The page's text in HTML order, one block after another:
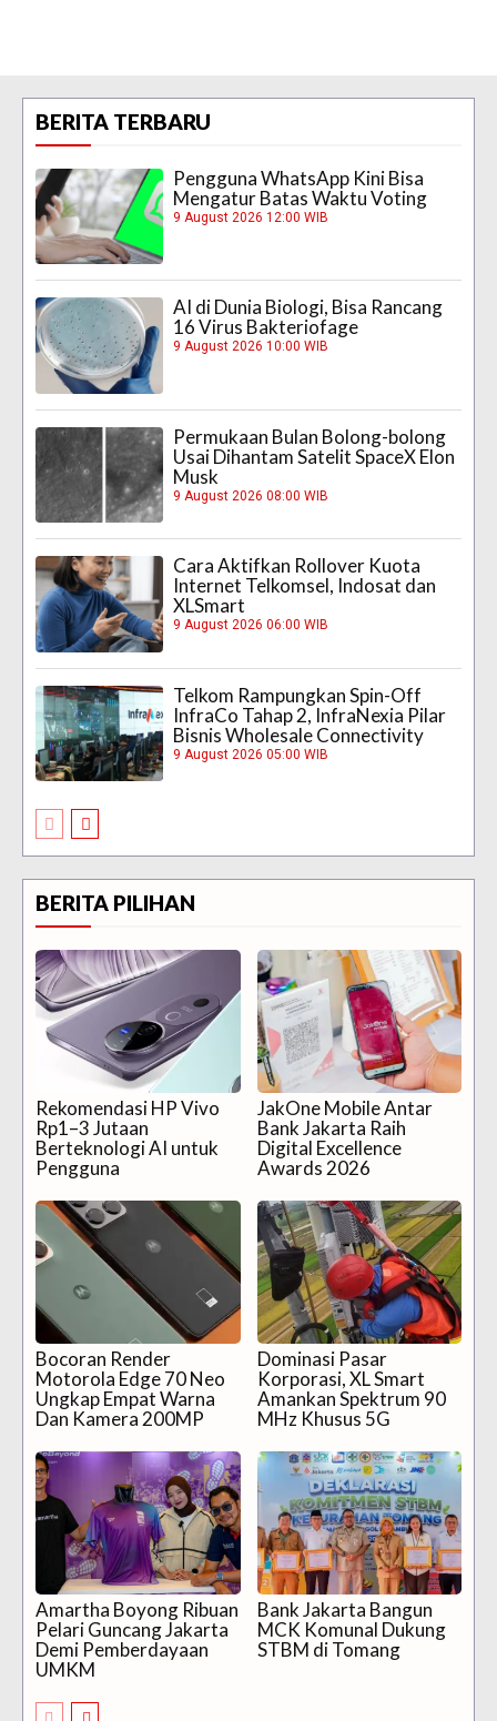
BERITA TERBARU
Pengguna WhatsApp Kini Bisa
Mengatur Batas Waktu Voting
9 August 2026 12:00 WIB
AI di Dunia Biologi, Bisa Rancang
16 Virus Bakteriofage
9 August 2026 10:00 WIB
Permukaan Bulan Bolong-bolong
Usai Dihantam Satelit SpaceX Elon
Musk
9 August 2026 08:00 WIB
Cara Aktifkan Rollover Kuota
Internet Telkomsel, Indosat dan
XLSmart
9 August 2026 06:00 WIB
Telkom Rampungkan Spin-Off
InfraCo Tahap 2, InfraNexia Pilar
Bisnis Wholesale Connectivity
9 August 2026 05:00 WIB
BERITA PILIHAN
Rekomendasi HP Vivo
Rp1–3 Jutaan
Berteknologi AI untuk
Pengguna
JakOne Mobile Antar
Bank Jakarta Raih
Digital Excellence
Awards 2026
Bocoran Render
Motorola Edge 70 Neo
Ungkap Empat Warna
Dan Kamera 200MP
Dominasi Pasar
Korporasi, XL Smart
Amankan Spektrum 90
MHz Khusus 5G
Amartha Boyong Ribuan
Pelari Guncang Jakarta
Demi Pemberdayaan
UMKM
Bank Jakarta Bangun
MCK Komunal Dukung
STBM di Tomang